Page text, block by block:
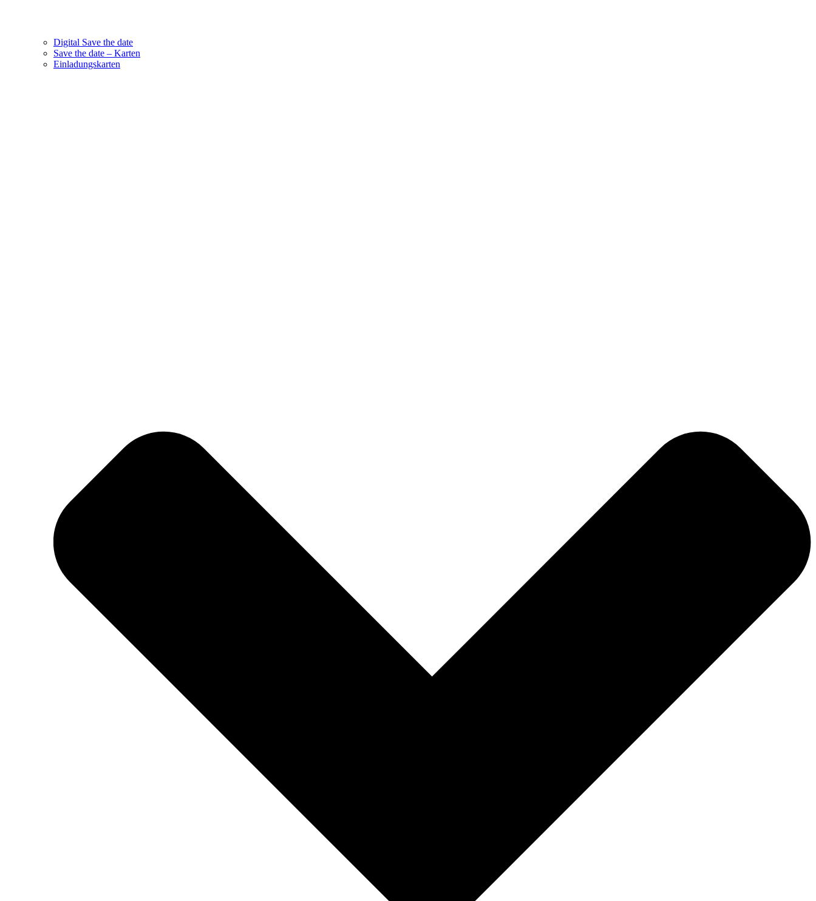
Digital Save the date
Save the date – Karten
Einladungskarten